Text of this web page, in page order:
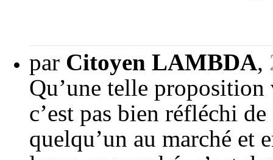
par Citoyen LAMBDA,
Qu’une telle
c’est pas bien réfléchi
quelqu’un au marché et